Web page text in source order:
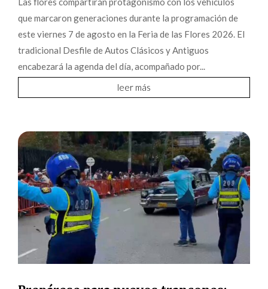
que marcaron generaciones durante la programación de
este viernes 7 de agosto en la Feria de las Flores 2026. El
tradicional Desfile de Autos Clásicos y Antiguos
encabezará la agenda del día, acompañado por...
leer más